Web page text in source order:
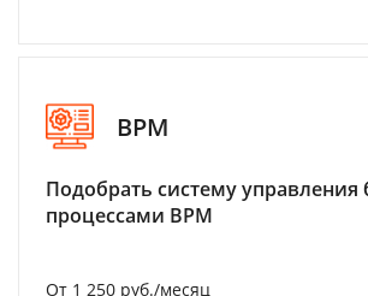
BPM
Подобрать систему управления
процессами BPM
От 1 250 руб./месяц